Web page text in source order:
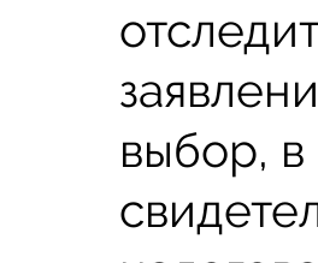
выбор, в